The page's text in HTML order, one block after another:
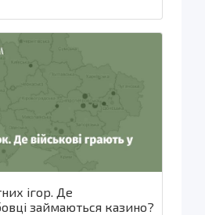
ігор. Де
займаються казино?